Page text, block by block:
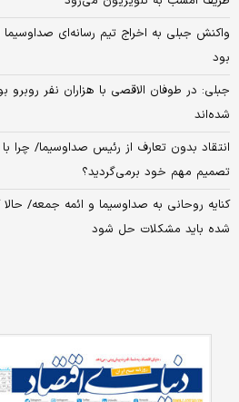
واکنش جبلی به اخراج تیم رسانه‌ای
بود
جبلی: در طوفان الاقصی با هزاران نفر روبرو
شده‌اند
انتقاد بدون تعارف از رئیس صداوسیما/ چرا
تصمیم مهم خود برمی‌گردید؟
کنایه روحانی به صداوسیما و ائمه جمعه/
شده باید مشکلات حل شود